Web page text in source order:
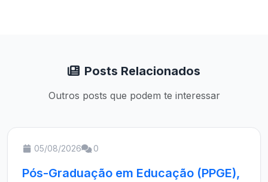
Posts Relacionados
Outros posts que podem te interessar
05/08/2026 0
Pós-Graduação em Educação (PPGE),